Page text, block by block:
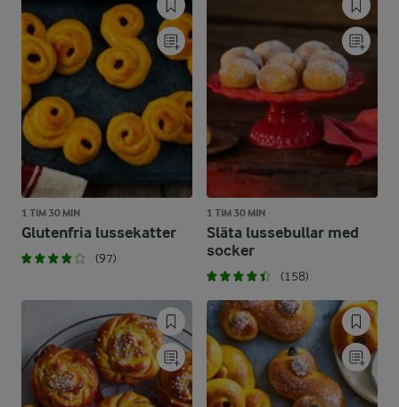
1 TIM 30 MIN
Glutenfria lussekatter
(97)
1 TIM 30 MIN
Släta lussebullar med
socker
(158)